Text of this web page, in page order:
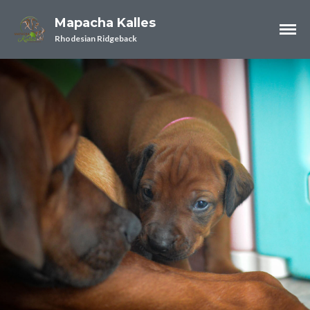
News
Blog Archiv
Mapacha Kalles
Rhodesian Ridgeback